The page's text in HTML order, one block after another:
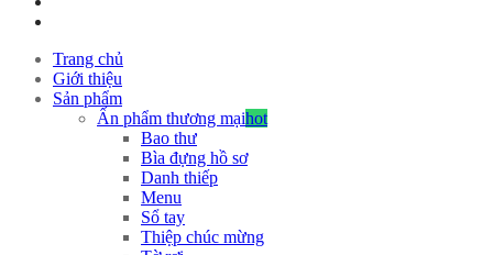
Trang chủ
Giới thiệu
Sản phẩm
Ấn phẩm thương mạihot
Bao thư
Bìa đựng hồ sơ
Danh thiếp
Menu
Sổ tay
Thiệp chúc mừng